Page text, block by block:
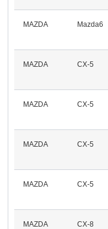
MAZDA Mazda6
MAZDA CX-5
MAZDA CX-5
MAZDA CX-5
MAZDA CX-5
MAZDA CX-8